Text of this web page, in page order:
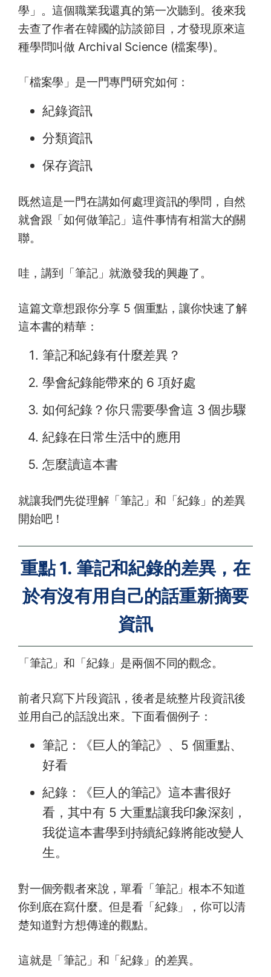
學」。這個職業我還真的第一次聽到。後來我
去查了作者在韓國的訪談節目，才發現原來這
種學問叫做 Archival Science (檔案學)。
「檔案學」是一門專門研究如何：
紀錄資訊
分類資訊
保存資訊
既然這是一門在講如何處理資訊的學問，自然
就會跟「如何做筆記」這件事情有相當大的關
聯。
哇，講到「筆記」就激發我的興趣了。
這篇文章想跟你分享 5 個重點，讓你快速了解
這本書的精華：
筆記和紀錄有什麼差異？
學會紀錄能帶來的 6 項好處
如何紀錄？你只需要學會這 3 個步驟
紀錄在日常生活中的應用
怎麼讀這本書
就讓我們先從理解「筆記」和「紀錄」的差異
開始吧！
重點 1. 筆記和紀錄的差異，在
於有沒有用自己的話重新摘要
資訊
「筆記」和「紀錄」是兩個不同的觀念。
前者只寫下片段資訊，後者是統整片段資訊後
並用自己的話說出來。下面看個例子：
筆記：《巨人的筆記》、5 個重點、
好看
紀錄：《巨人的筆記》這本書很好
看，其中有 5 大重點讓我印象深刻，
我從這本書學到持續紀錄將能改變人
生。
對一個旁觀者來說，單看「筆記」根本不知道
你到底在寫什麼。但是看「紀錄」，你可以清
楚知道對方想傳達的觀點。
這就是「筆記」和「紀錄」的差異。